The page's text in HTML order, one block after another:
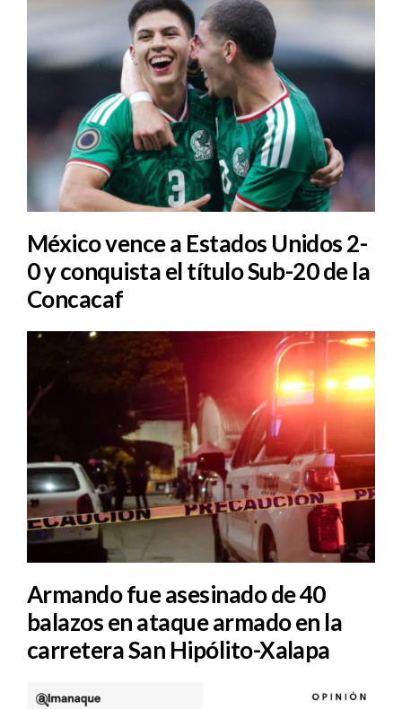
México vence a Estados Unidos 2-
0 y conquista el título Sub-20 de la
Concacaf
Armando fue asesinado de 40
balazos en ataque armado en la
carretera San Hipólito-Xalapa